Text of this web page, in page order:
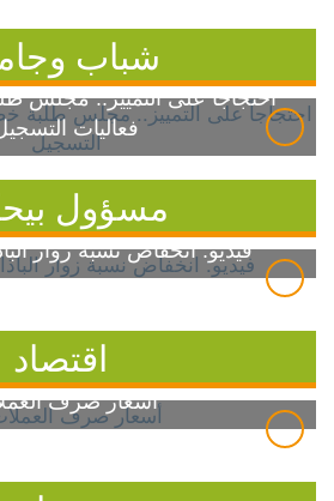
شباب
احتجاجاً على التمييز.. مجلس
فعاليات
مسؤول
فيديو: انخفاض نسبة زوار
اقتصاد
أسعار صرف